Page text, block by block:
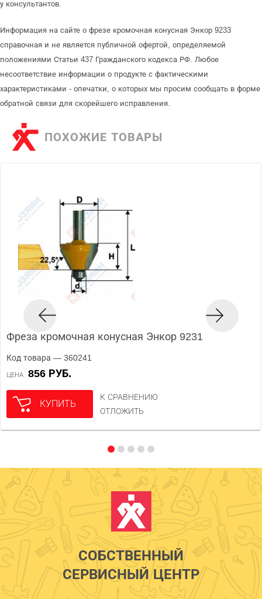
у консультантов.
Информация на сайте о фрезе кромочная конусная Энкор 9233
справочная и не является публичной офертой, определяемой
положениями Статьи 437 Гражданского кодекса РФ. Любое
несоответствие информации о продукте с фактическими
характеристиками - опечатки, о которых мы просим сообщать в форме
обратной связи для скорейшего исправления.
ПОХОЖИЕ ТОВАРЫ
Фреза кромочная конусная Энкор 9231
Код товара — 360241
ЦЕНА 856 РУБ.
КУПИТЬ
К СРАВНЕНИЮ
ОТЛОЖИТЬ
СОБСТВЕННЫЙ
СЕРВИСНЫЙ ЦЕНТР